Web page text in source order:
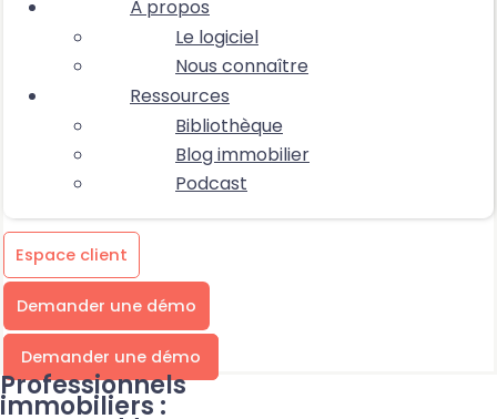
À propos
Le logiciel
Nous connaître
Ressources
Bibliothèque
Blog immobilier
Podcast
Espace client
Demander une démo
Demander une démo
Professionnels
immobiliers :